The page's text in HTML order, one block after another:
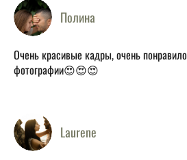
Полина
Очень красивые кадры, очень
фотографии😍😍😍
Laurene